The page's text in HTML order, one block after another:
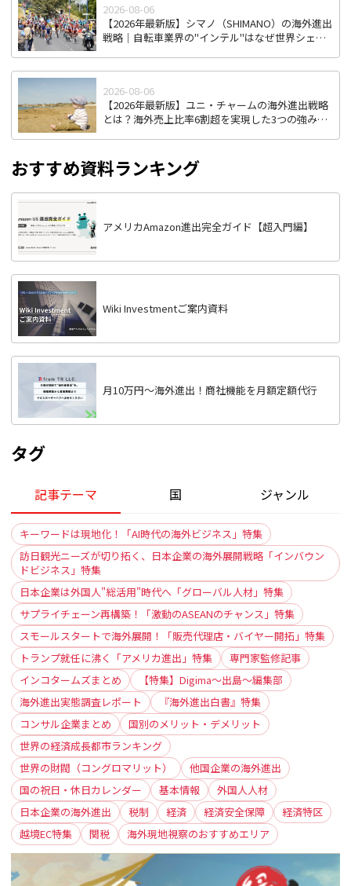
2026-08-06
【2026年最新版】シマノ（SHIMANO）の海外進出
戦略｜自転車業界の"インテル"はなぜ世界シェア
2026-08-06
【2026年最新版】ユニ・チャームの海外進出戦略
とは？海外売上比率6割超を実現した3つの強みを
おすすめ資料ランキング
アメリカAmazon進出完全ガイド【超入門編】
Wiki Investmentご案内資料
月10万円〜海外進出！商社機能を月額定額代行
タグ
記事テーマ 国 ジャンル
キーワードは現地化！「AI時代の海外ビジネス」特集
訪日観光ニーズが切り拓く、日本企業の海外展開戦略「インバウン
ドビジネス」特集
日本企業は外国人"総活用"時代へ「グローバル人材」特集
サプライチェーン再構築！「激動のASEANのチャンス」特集
スモールスタートで海外展開！「販売代理店・バイヤー開拓」特集
トランプ就任に沸く「アメリカ進出」特集
専門家監修記事
インコタームズまとめ
【特集】Digima〜出島〜編集部
海外進出実態調査レポート
『海外進出白書』特集
コンサル企業まとめ
国別のメリット・デメリット
世界の経済成長都市ランキング
世界の財閥（コングロマリット）
他国企業の海外進出
国の祝日・休日カレンダー
基本情報
外国人人材
日本企業の海外進出
税制 経済 経済安全保障
経済特区
越境EC特集
関税 海外現地視察のおすすめエリア